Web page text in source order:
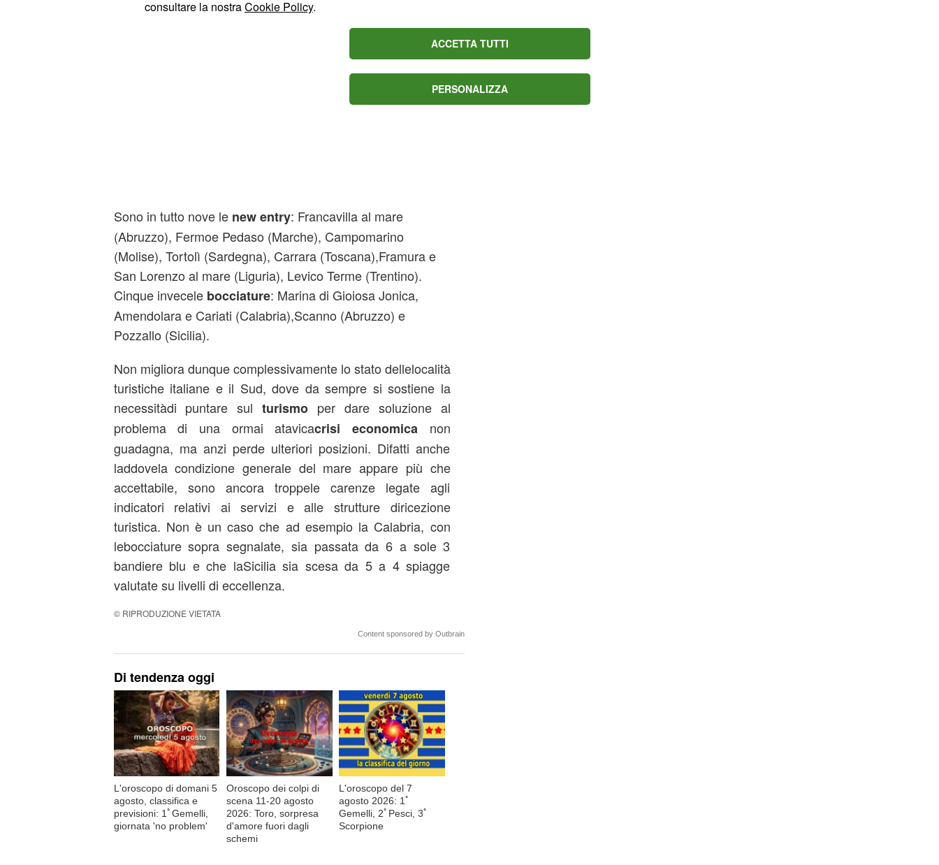
Sono in tutto nove le new entry: Francavilla al mare
(Abruzzo), Fermoe Pedaso (Marche), Campomarino
(Molise), Tortolì (Sardegna), Carrara (Toscana),Framura e
San Lorenzo al mare (Liguria), Levico Terme (Trentino).
Cinque invecele bocciature: Marina di Gioiosa Jonica,
Amendolara e Cariati (Calabria),Scanno (Abruzzo) e
Pozzallo (Sicilia).
Non migliora dunque complessivamente lo stato dellelocalità
turistiche italiane e il Sud, dove da sempre si sostiene la
necessitàdi puntare sulturismo per dare soluzione al
problema di una ormai atavicacrisi economica non
guadagna, ma anzi perde ulteriori posizioni. Difatti anche
laddovela condizione generale del mare appare più che
accettabile, sono ancora troppele carenze legate agli
indicatori relativi ai servizi e alle strutture diricezione
turistica. Non è un caso che ad esempio la Calabria, con
lebocciature sopra segnalate, sia passata da 6 a sole 3
bandiere blu e che laSicilia sia scesa da 5 a 4 spiagge
valutate su livelli di eccellenza.
© RIPRODUZIONE VIETATA
Content sponsored by Outbrain
Di tendenza oggi
L'oroscopo di domani 5
agosto, classifica e
previsioni: 1ﾟGemelli,
giornata 'no problem'
Oroscopo dei colpi di
scena 11-20 agosto
2026: Toro, sorpresa
d'amore fuori dagli
schemi
L'oroscopo del 7
agosto 2026: 1ﾟ
Gemelli, 2ﾟPesci, 3ﾟ
Scorpione
consultare la nostraCookie Policy.
ACCETTA TUTTI
PERSONALIZZA